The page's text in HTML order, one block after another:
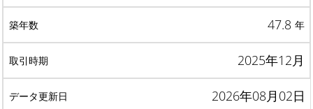
47.8 年
2025年12月
2026年08月02日